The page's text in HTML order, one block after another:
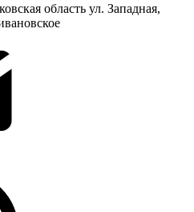
область ул. Западная,